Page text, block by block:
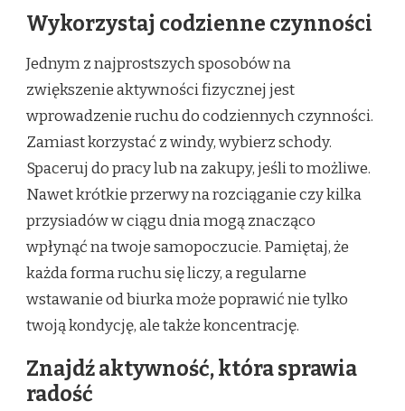
Wykorzystaj codzienne czynności
Jednym z najprostszych sposobów na
zwiększenie aktywności fizycznej jest
wprowadzenie ruchu do codziennych czynności.
Zamiast korzystać z windy, wybierz schody.
Spaceruj do pracy lub na zakupy, jeśli to możliwe.
Nawet krótkie przerwy na rozciąganie czy kilka
przysiadów w ciągu dnia mogą znacząco
wpłynąć na twoje samopoczucie. Pamiętaj, że
każda forma ruchu się liczy, a regularne
wstawanie od biurka może poprawić nie tylko
twoją kondycję, ale także koncentrację.
Znajdź aktywność, która sprawia
radość